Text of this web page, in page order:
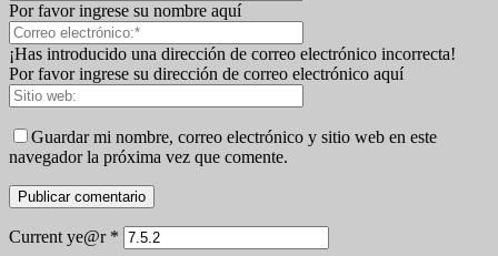
Por favor ingrese su nombre aquí
¡Has introducido una dirección de correo electrónico incorrecta!
Por favor ingrese su dirección de correo electrónico aquí
Guardar mi nombre, correo electrónico y sitio web en este
navegador la próxima vez que comente.
Current ye@r *